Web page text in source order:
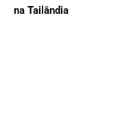
na Tailândia